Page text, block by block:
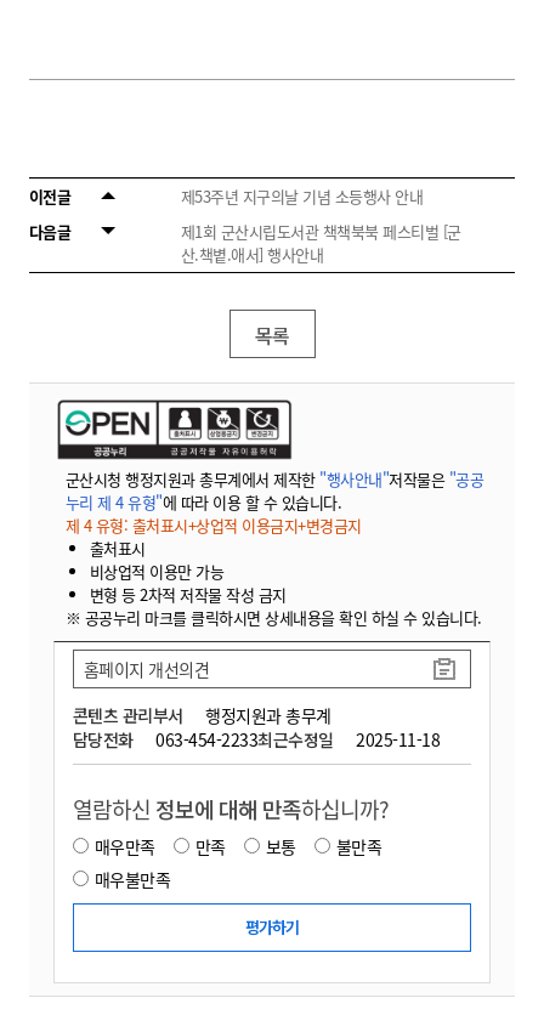
이전글
제53주년 지구의날 기념 소등행사 안내
다음글
제1회 군산시립도서관 책책북북 페스티벌 [군
산.책볕.애서] 행사안내
목록
군산시청 행정지원과 총무계에서 제작한 "행사안내"저작물은 "공공
누리 제 4 유형"에 따라 이용 할 수 있습니다.
제 4 유형: 출처표시+상업적 이용금지+변경금지
출처표시
비상업적 이용만 가능
변형 등 2차적 저작물 작성 금지
※ 공공누리 마크를 클릭하시면 상세내용을 확인 하실 수 있습니다.
콘텐츠 관리부서
행정지원과 총무계
담당전화
063-454-2233최근수정일 2025-11-18
홈페이지 개선의견
열람하신 정보에 대해 만족하십니까?
매우만족 만족 보통
불만족
매우불만족